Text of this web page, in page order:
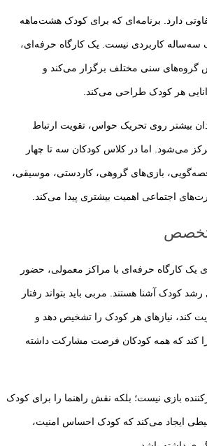
دارد. برنامه‌ای که برای کودک هشت‌ماهه
کاربردی نیست. یک کارگاه حرفه‌ای،
گروه‌های سنی مختلف برگزار می‌کند و
هر کودک طراحی می‌کند.
بیشتر روی تحریک حواس، تقویت ارتباط
می‌شود. اما در کلاس کودکان سه تا چهار
قصه‌گویی، بازی‌های گروهی، کاردستی، موسیقی،
اجتماعی اهمیت بیشتری پیدا می‌کند.
یک کارگاه حرفه‌ای با مراکز معمولی، حضور
کودک آشنا هستند. مربی باید بتواند رفتار
کند، نیازهای هر کودک را تشخیص دهد و
کند که همه کودکان فرصت مشارکت داشته
بازی نیست؛ بلکه نقش راهنما را برای کودک
ایجاد می‌کند که کودک احساس امنیت،